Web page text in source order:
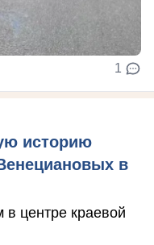
1
историю
в
центре краевой